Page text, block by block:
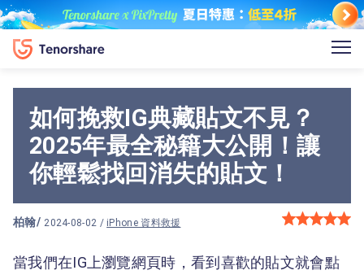
如何挽救IG典藏貼文不見？
2025年最全秘籍大公開！讓
你輕鬆找回消失的貼文！
柏翰/ 2024-08-02 / iPhone 資料救援
當我們在IG上瀏覽網頁時，看到喜歡的貼文就會點